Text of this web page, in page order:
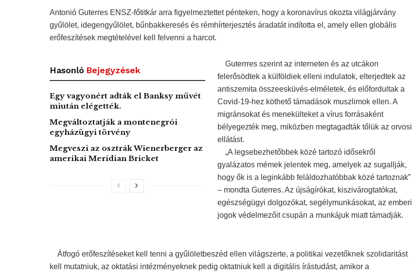
Antonió Guterres ENSZ-főtitkár arra figyelmeztettet pénteken, hogy a koronavírus okozta világjárvány
gyűlölet, idegengyűlölet, bűnbakkeresés és rémhírterjesztés áradatát indította el, amely ellen globális
erőfeszítések megtételével kell felvenni a harcot.
Hasonló Bejegyzések
Egy vagyonért adták el Banksy művét
miután elégették.
Megváltoztatják a montenegrói
egyházügyi törvény
Megveszi az osztrák Wienerberger az
amerikai Meridian Bricket
Guterrres szerint az interneten és az utcákon
felerősödtek a külföldiek elleni indulatok, elterjedtek az
antiszemita összeesküvés-elméletek, és előfordultak a
Covid-19-hez köthető támadások muszlimok ellen. A
migránsokat és menekülteket a vírus forrásaként
bélyegezték meg, miközben megtagadták tőlük az orvosi
ellátást.
„A legsebezhetőbbek közé tartozó idősekről
gyalázatos mémek jelentek meg, amelyek az sugallják,
hogy ők is a leginkább feláldozhatóbbak közé tartoznak”
– mondta Guterres. Az újságírókat, kiszivárogtatókat,
egészségügyi dolgozókat, segélymunkásokat, az emberi
jogok védelmezőit csupán a munkájuk miatt támadják.
Átfogó erőfeszítéseket kell tenni a gyűlöletbeszéd ellen világszerte, a politikai vezetőknek szolidaritást
kell mutatniuk, az oktatási intézményeknek pedig oktatniuk kell a digitális írástudást, amikor a